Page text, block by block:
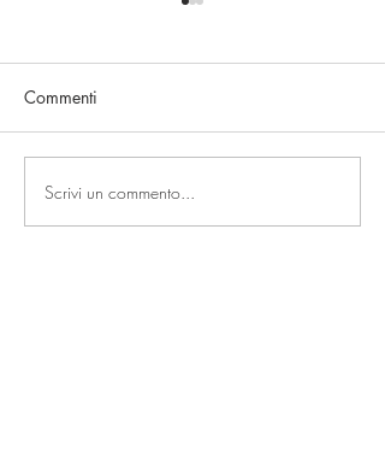
GiudizioIndifferente
Commenti
Scrivi un commento...